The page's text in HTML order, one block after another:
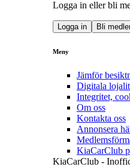
Logga in eller bli
Logga in Bli
Meny
Jämför
Digitala
Integritet,
Om oss
Kontakta oss
Annonsera
KiaCarClub
KiaCarClub -